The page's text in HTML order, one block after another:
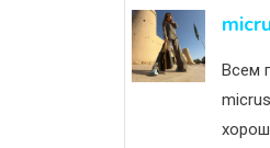
записям
Всем